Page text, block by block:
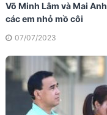
Võ Minh Lâm và Mai
các em nhỏ mồ côi
07/07/2023